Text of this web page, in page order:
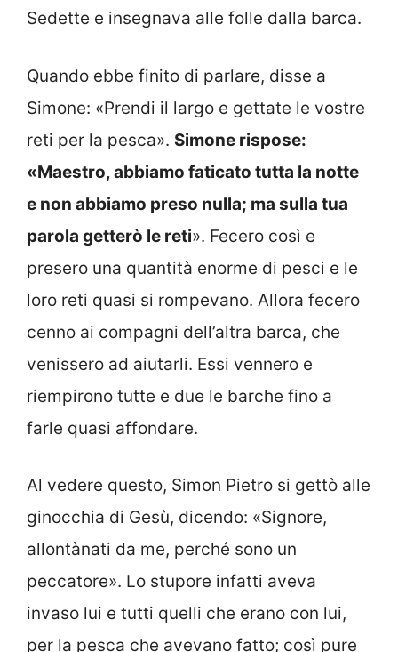
Sedette e insegnava alle folle dalla barca.
Quando ebbe finito di parlare, disse a
Simone: «Prendi il largo e gettate le vostre
reti per la pesca». Simone rispose:
«Maestro, abbiamo faticato tutta la notte
e non abbiamo preso nulla; ma sulla tua
parola getterò le reti». Fecero così e
presero una quantità enorme di pesci e le
loro reti quasi si rompevano. Allora fecero
cenno ai compagni dell’altra barca, che
venissero ad aiutarli. Essi vennero e
riempirono tutte e due le barche fino a
farle quasi affondare.
Al vedere questo, Simon Pietro si gettò alle
ginocchia di Gesù, dicendo: «Signore,
allontànati da me, perché sono un
peccatore». Lo stupore infatti aveva
invaso lui e tutti quelli che erano con lui,
per la pesca che avevano fatto; così pure